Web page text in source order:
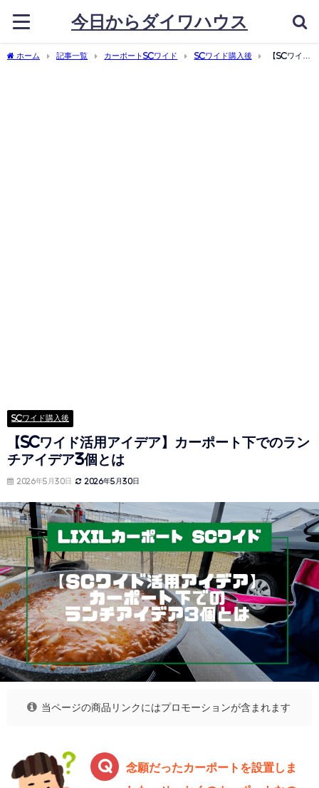
今日からダイワハウス
ホーム 記事一覧 カーポートSCワイド SCワイド購入後
【SCワイド
SCワイド購入後
【SCワイド活用アイデア】カーポート下でのラン
チアイデア3個とは
2026年5月30日 2026年5月30日
当ページの商品リンクにはプロモーションが含まれます
念願だったカーポートを設置しま